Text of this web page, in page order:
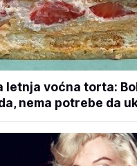
letnja voćna torta:
nema potrebe da